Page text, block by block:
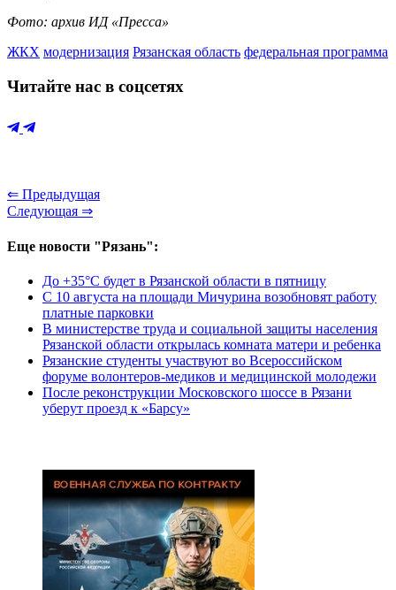
Фото: архив ИД «Пресса»
ЖКХ модернизация Рязанская область федеральная программа
Читайте нас в соцсетях
⇐ Предыдущая
Следующая ⇒
Еще новости "Рязань":
До +35°С будет в Рязанской области в пятницу
С 10 августа на площади Мичурина возобновят работу
платные парковки
В министерстве труда и социальной защиты населения
Рязанской области открылась комната матери и ребенка
Рязанские студенты участвуют во Всероссийском
форуме волонтеров-медиков и медицинской молодежи
После реконструкции Московского шоссе в Рязани
уберут проезд к «Барсу»